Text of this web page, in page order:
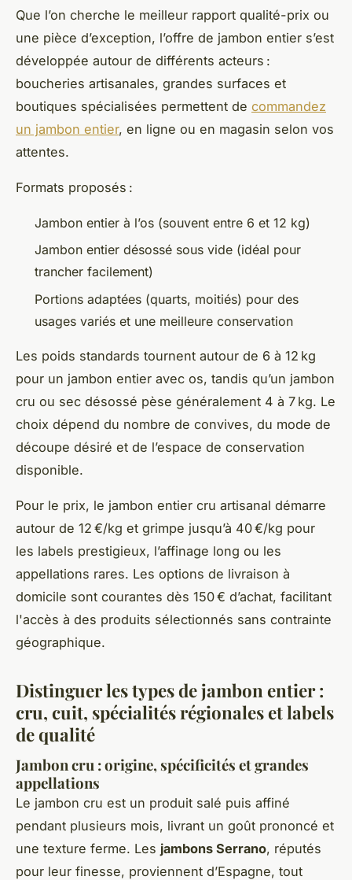
Que l’on cherche le meilleur rapport qualité-prix ou
une pièce d’exception, l’offre de jambon entier s’est
développée autour de différents acteurs :
boucheries artisanales, grandes surfaces et
boutiques spécialisées permettent de commandez
un jambon entier, en ligne ou en magasin selon vos
attentes.
Formats proposés :
Jambon entier à l’os (souvent entre 6 et 12 kg)
Jambon entier désossé sous vide (idéal pour
trancher facilement)
Portions adaptées (quarts, moitiés) pour des
usages variés et une meilleure conservation
Les poids standards tournent autour de 6 à 12 kg
pour un jambon entier avec os, tandis qu’un jambon
cru ou sec désossé pèse généralement 4 à 7 kg. Le
choix dépend du nombre de convives, du mode de
découpe désiré et de l’espace de conservation
disponible.
Pour le prix, le jambon entier cru artisanal démarre
autour de 12 €/kg et grimpe jusqu’à 40 €/kg pour
les labels prestigieux, l’affinage long ou les
appellations rares. Les options de livraison à
domicile sont courantes dès 150 € d’achat, facilitant
l'accès à des produits sélectionnés sans contrainte
géographique.
Distinguer les types de jambon entier :
cru, cuit, spécialités régionales et labels
de qualité
Jambon cru : origine, spécificités et grandes
appellations
Le jambon cru est un produit salé puis affiné
pendant plusieurs mois, livrant un goût prononcé et
une texture ferme. Les jambons Serrano, réputés
pour leur finesse, proviennent d’Espagne, tout